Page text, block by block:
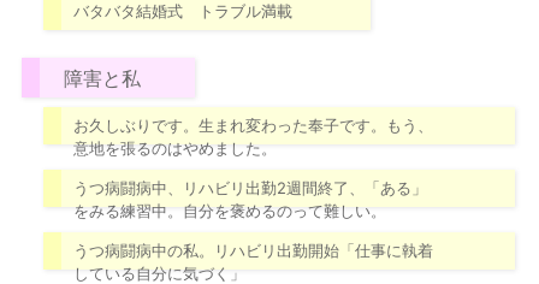
バタバタ結婚式 トラブル満載
障害と私
お久しぶりです。生まれ変わった奉子です。もう、
意地を張るのはやめました。
うつ病闘病中、リハビリ出勤2週間終了、「ある」
をみる練習中。自分を褒めるのって難しい。
うつ病闘病中の私。リハビリ出勤開始「仕事に執着
している自分に気づく」